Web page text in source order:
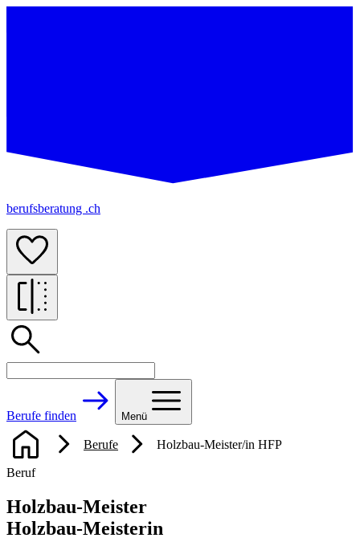
berufsberatung .ch
Berufe finden Menü
Berufe Holzbau-Meister/in HFP
Beruf
Holzbau-Meister
Holzbau-Meisterin